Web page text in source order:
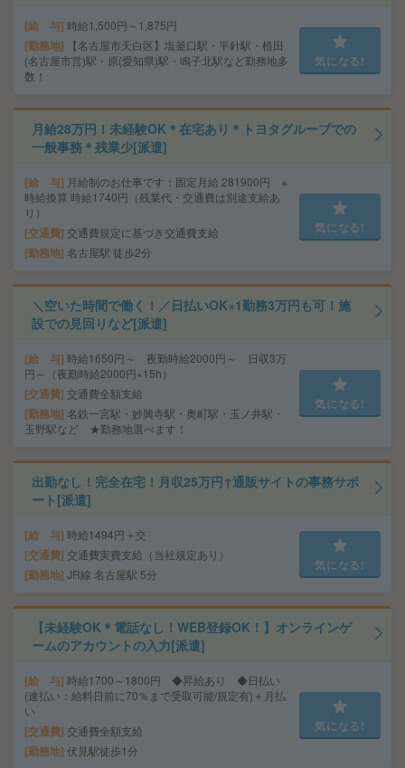
給 与 時給1,500円～1,875円
勤務地
【名古屋市天白区】塩釜口駅・平針駅・植田
(名古屋市営)駅・原(愛知県)駅・鳴子北駅など勤務地多
数！
気になる!
月給28万円！未経験OK＊在宅あり＊トヨタグループでの
一般事務＊残業少[派遣]
給 与 月給制のお仕事です：固定月給 281900円 ※
時給換算 時給1740円（残業代・交通費は別途支給あ
り）
交通費 交通費規定に基づき交通費支給
勤務地 名古屋駅 徒歩2分
気になる!
＼空いた時間で働く！／日払いOK×1勤務3万円も可！施
設での見回りなど[派遣]
給 与 時給1650円～ 夜勤時給2000円～ 日収3万
円～（夜勤時給2000円×15h）
交通費 交通費全額支給
勤務地 名鉄一宮駅・妙興寺駅・奥町駅・玉ノ井駅・
玉野駅など ★勤務地選べます！
気になる!
出勤なし！完全在宅！月収25万円↑通販サイトの事務サポ
ート[派遣]
給 与 時給1494円＋交
交通費 交通費実費支給（当社規定あり）
勤務地 JR線 名古屋駅 5分
気になる!
【未経験OK＊電話なし！WEB登録OK！】オンラインゲ
ームのアカウントの入力[派遣]
給 与 時給1700～1800円 ◆昇給あり ◆日払い
(速払い：給料日前に70％まで受取可能/規定有)＋月払
い
交通費 交通費全額支給
勤務地 伏見駅徒歩1分
気になる!